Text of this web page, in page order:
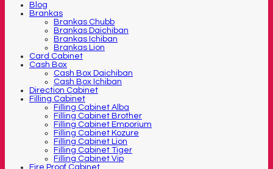
Blog
Brankas
Brankas Chubb
Brankas Daichiban
Brankas Ichiban
Brankas Lion
Card Cabinet
Cash Box
Cash Box Daichiban
Cash Box Ichiban
Direction Cabinet
Filling Cabinet
Filling Cabinet Alba
Filling Cabinet Brother
Filling Cabinet Emporium
Filling Cabinet Kozure
Filling Cabinet Lion
Filling Cabinet Tiger
Filling Cabinet Vip
Fire Proof Cabinet